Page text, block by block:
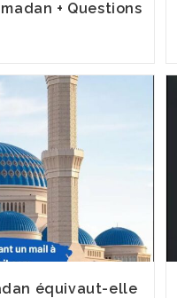
+ Questions
équivaut-elle